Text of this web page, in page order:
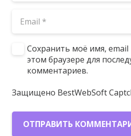
Сохранить моё имя, email
этом браузере для
комментариев.
Защищено BestWebSoft
ОТПРАВИТЬ